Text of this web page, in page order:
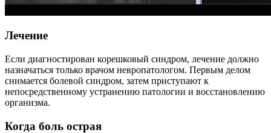
Лечение
Если диагностирован корешковый синдром, лечение должно
назначаться только врачом невропатологом. Первым делом
снимается болевой синдром, затем приступают к
непосредственному устранению патологии и восстановлению
организма.
Когда боль острая